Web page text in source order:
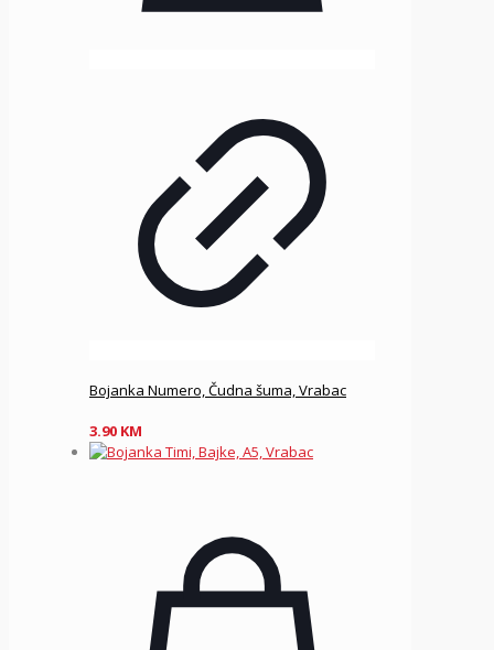
Bojanka Numero, Čudna šuma, Vrabac
3.90 KM